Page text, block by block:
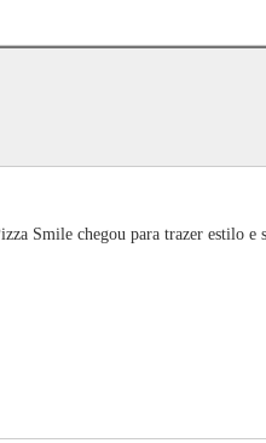
Smile chegou para trazer estilo e